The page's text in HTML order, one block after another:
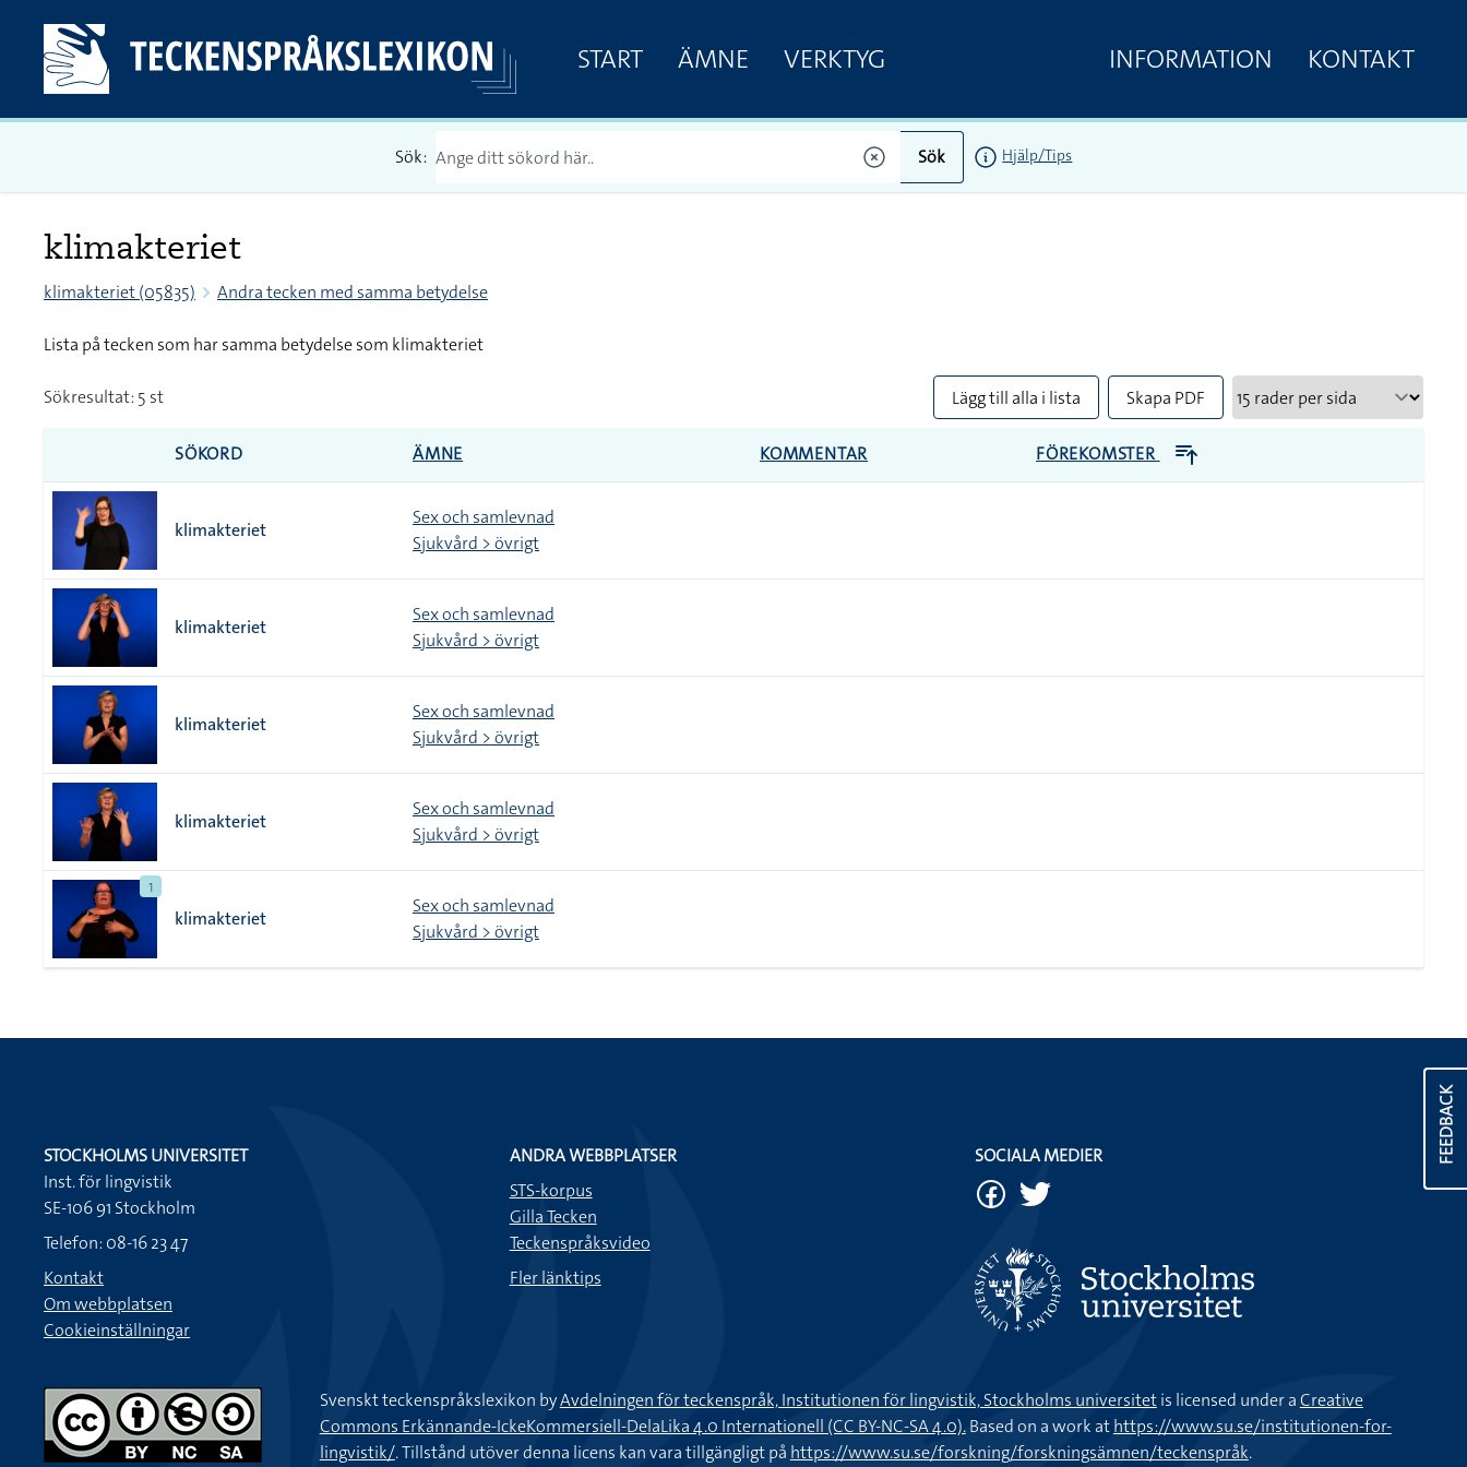
START ÄMNE VERKTYG INFORMATION KONTAKT
Sök: Sök Hjälp/Tips
klimakteriet
klimakteriet (05835) Andra tecken med samma betydelse
Lista på tecken som har samma betydelse som klimakteriet
Sökresultat: 5 st Lägg till alla i lista Skapa PDF
SÖKORD ÄMNE KOMMENTAR FÖREKOMSTER
klimakteriet
Sex och samlevnad
Sjukvård > övrigt
klimakteriet
Sex och samlevnad
Sjukvård > övrigt
klimakteriet
Sex och samlevnad
Sjukvård > övrigt
klimakteriet
Sex och samlevnad
Sjukvård > övrigt
1
klimakteriet
Sex och samlevnad
Sjukvård > övrigt
FEEDBACK
STOCKHOLMS UNIVERSITET
Inst. för lingvistik
SE-106 91 Stockholm
Telefon: 08-16 23 47
Kontakt
Om webbplatsen
Cookieinställningar
ANDRA WEBBPLATSER
STS-korpus
Gilla Tecken
Teckenspråksvideo
Fler länktips
SOCIALA MEDIER
Svenskt teckenspråkslexikon byAvdelningen för teckenspråk, Institutionen för lingvistik, Stockholms universitetis licensed under aCreative
Commons Erkännande-IckeKommersiell-DelaLika 4.0 Internationell (CC BY-NC-SA 4.0).Based on a work athttps://www.su.se/institutionen-for-
lingvistik/. Tillstånd utöver denna licens kan vara tillgängligt på https://www.su.se/forskning/forskningsämnen/teckenspråk.